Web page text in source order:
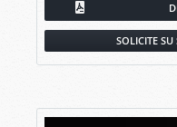
SOLICITE SU